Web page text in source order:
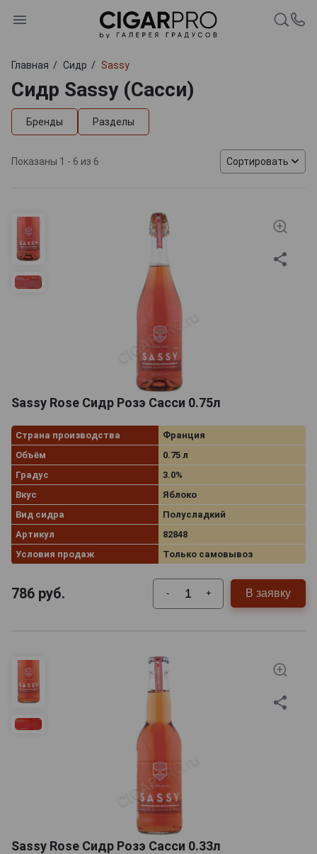
Главная Сидр Sassy
Сидр Sassy (Сасси)
Бренды Разделы
Показаны 1 - 6 из 6 Сортировать
Sassy Rose Сидр Розэ Сасси 0.75л
Страна производства
Франция
Объём
0.75 л
Градус
3.0%
Вкус
Яблоко
Вид сидра
Полусладкий
Артикул
82848
Условия продаж
Только самовывоз
786 руб. - + В заявку
Sassy Rose Сидр Розэ Сасси 0.33л